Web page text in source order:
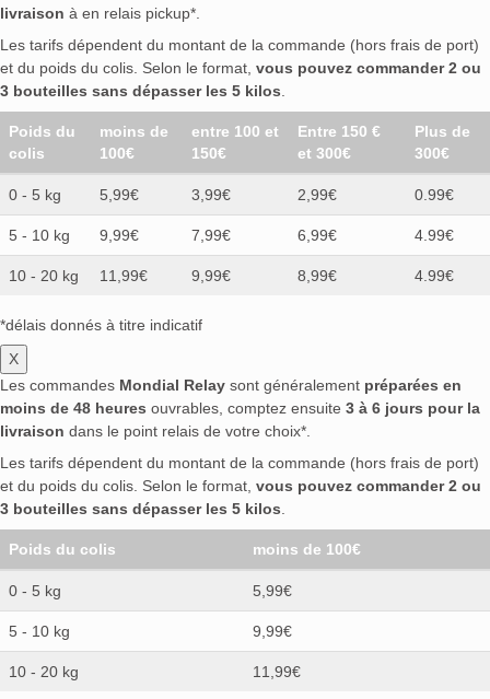
livraison à en relais pickup*.
Les tarifs dépendent du montant de la commande (hors frais de port)
et du poids du colis. Selon le format, vous pouvez commander 2 ou
3 bouteilles sans dépasser les 5 kilos
Poids du
colis
moins de
100€
entre 100 et
150€
Entre 150 €
et 300€
Plus de
300€
0 - 5 kg 5,99€ 3,99€ 2,99€ 0.99€
5 - 10 kg 9,99€ 7,99€ 6,99€ 4.99€
10 - 20 kg 11,99€ 9,99€ 8,99€ 4.99€
*délais donnés à titre indicatif
X
Les commandes Mondial Relay sont généralement préparées en
moins de 48 heures ouvrables, comptez ensuite 3 à 6 jours pour la
livraison dans le point relais de votre choix*.
Les tarifs dépendent du montant de la commande (hors frais de port)
et du poids du colis. Selon le format, vous pouvez commander 2 ou
3 bouteilles sans dépasser les 5 kilos
Poids du colis moins de 100€
0 - 5 kg 5,99€
5 - 10 kg 9,99€
10 - 20 kg 11,99€